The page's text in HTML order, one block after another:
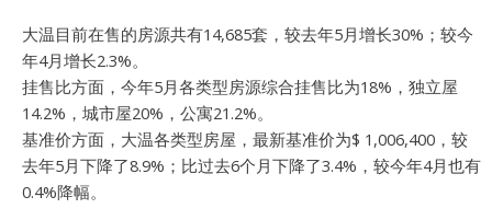
大温目前在售的房源共有14,685套，较去年5月增长30%；较今
年4月增长2.3%。
挂售比方面，今年5月各类型房源综合挂售比为18%，独立屋
14.2%，城市屋20%，公寓21.2%。
基准价方面，大温各类型房屋，最新基准价为$ 1,006,400，较
去年5月下降了8.9%；比过去6个月下降了3.4%，较今年4月也有
0.4%降幅。